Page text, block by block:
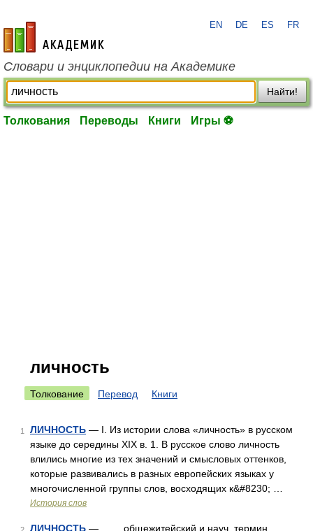
academic.ru
EN DE ES FR
Словари и энциклопедии на Академике
Найти!
Толкования Переводы Книги Игры ⚽
личность
Толкование Перевод Книги
1 ЛИЧНОСТЬ — I. Из истории слова «личность» в русском
языке до середины XIX в. 1. В русское слово личность
влились многие из тех значений и смысловых оттенков,
которые развивались в разных европейских языках у
многочисленной группы слов, восходящих к&#8230; …
История слов
ЛИЧНОСТЬ — общежитейский и науч. термин,